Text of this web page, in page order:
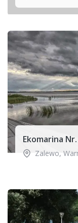
Ekomarina
Zalewo,